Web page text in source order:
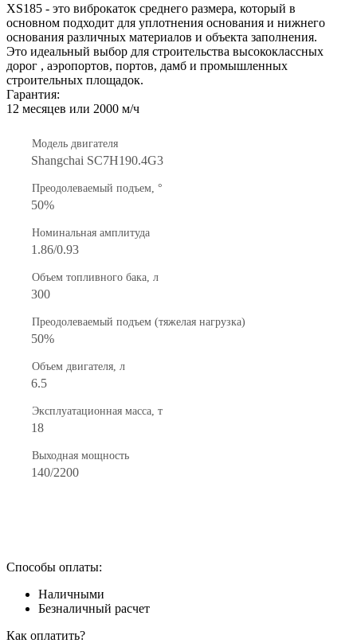
XS185 - это виброкаток среднего размера, который в
основном подходит для уплотнения основания и нижнего
основания различных материалов и объекта заполнения.
Это идеальный выбор для строительства высококлассных
дорог , аэропортов, портов, дамб и промышленных
строительных площадок.
Гарантия:
12 месяцев или 2000 м/ч
Модель двигателя
Shangchai SC7H190.4G3
Преодолеваемый подъем, °
50%
Номинальная амплитуда
1.86/0.93
Объем топливного бака, л
300
Преодолеваемый подъем (тяжелая нагрузка)
50%
Объем двигателя, л
6.5
Эксплуатационная масса, т
18
Выходная мощность
140/2200
Способы оплаты:
Наличными
Безналичный расчет
Как оплатить?